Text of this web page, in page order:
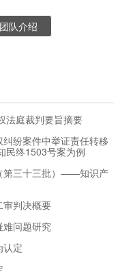
团队介绍
法庭裁判要旨摘要
纷案件中举证责任转移
终1503号案为例
第三十三批）——知识产
审判决概要
难问题研究
认定